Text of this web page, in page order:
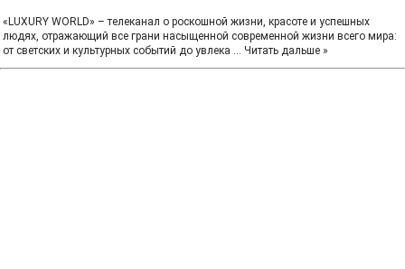
«LUXURY WORLD» – телеканал о роскошной жизни, красоте и успешных
людях, отражающий все грани насыщенной современной жизни всего мира:
от светских и культурных событий до увлека ... Читать дальше »